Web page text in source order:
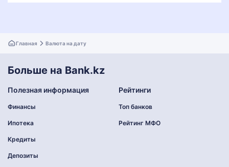
Главная Валюта на дату
Больше на Bank.kz
Полезная информация
Финансы
Ипотека
Кредиты
Депозиты
Рейтинги
Топ банков
Рейтинг МФО